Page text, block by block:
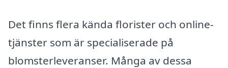
Det finns flera kända florister och online-
tjänster som är specialiserade på
blomsterleveranser. Många av dessa